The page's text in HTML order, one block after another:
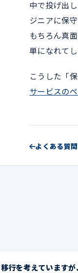
中で投げ出
ジニアに保
もちろん真
単になれて
こうした「
サービスの
よくある質
行を考えていますが